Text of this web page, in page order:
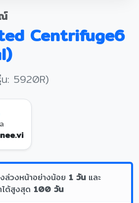
Centrifuge6
: 5920R)
วงหน้าอย่างน้อย 1 วันและ
ด้สูงสุด 100 วัน